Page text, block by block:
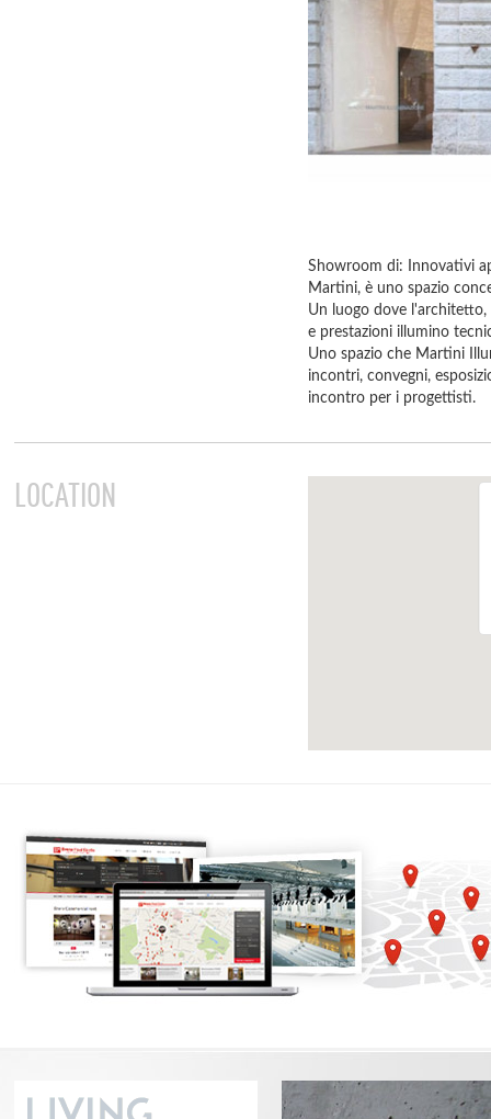
Showroom di: Innovativi
Martini, è uno spazio
Un luogo dove
e prestazioni illumino
Uno spazio che Martini
incontri, convegni,
incontro per i progettisti.
LOCATION